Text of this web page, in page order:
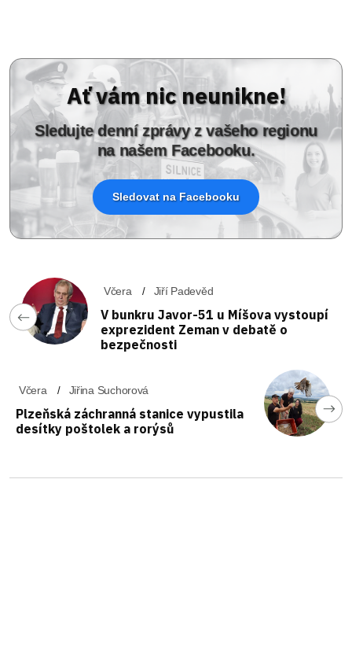
Ať vám nic neunikne!
Sledujte denní zprávy z vašeho regionu
na našem Facebooku.
Sledovat na Facebooku
Včera Jiří Padevěd
V bunkru Javor-51 u Míšova vystoupí
exprezident Zeman v debatě o
bezpečnosti
Včera Jiřina Suchorová
Plzeňská záchranná stanice vypustila
desítky poštolek a rorýsů